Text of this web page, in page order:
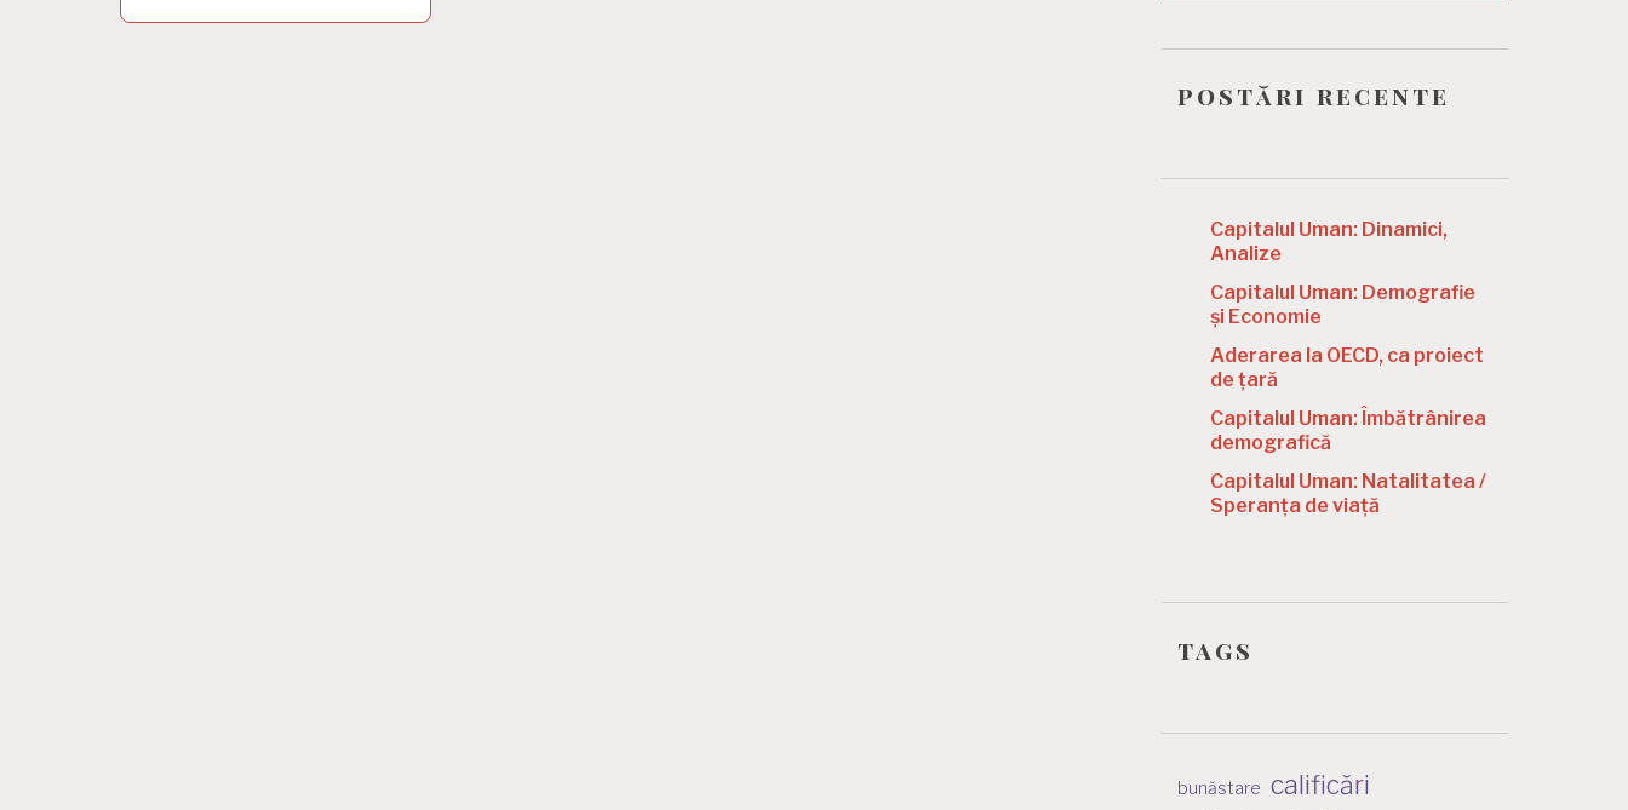
postări recente
Capitalul Uman: Dinamici,
Analize
Capitalul Uman: Demografie
și Economie
Aderarea la OECD, ca proiect
de țară
Capitalul Uman: Îmbătrânirea
demografică
Capitalul Uman: Natalitatea /
Speranța de viață
tags
bunăstare calificări